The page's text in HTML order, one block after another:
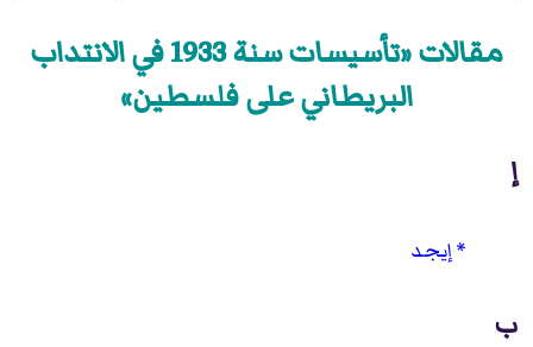
مقالات «تأسيسات سنة 1933 في الانتداب
البريطاني على فلسطين»
إ
إيجد
ب